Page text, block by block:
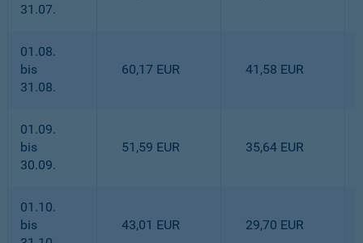
31.07.
01.08.
bis
31.08.
60,17 EUR 41,58 EUR
01.09.
bis
30.09.
51,59 EUR 35,64 EUR
01.10.
bis
43,01 EUR 29,70 EUR